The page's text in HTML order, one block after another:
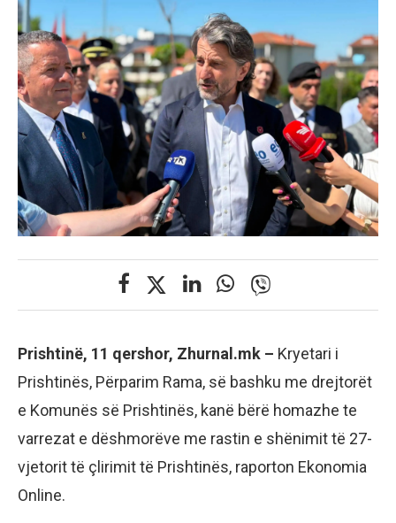
Prishtinë, 11 qershor, Zhurnal.mk – Kryetari i
Prishtinës, Përparim Rama, së bashku me drejtorët
e Komunës së Prishtinës, kanë bërë homazhe te
varrezat e dëshmorëve me rastin e shënimit të 27-
vjetorit të çlirimit të Prishtinës, raporton Ekonomia
Online.